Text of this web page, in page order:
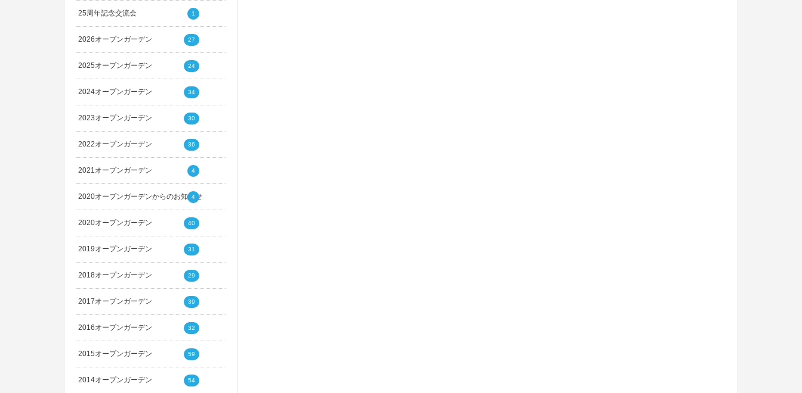
25周年記念交流会 1
2026オープンガーデン 27
2025オープンガーデン 24
2024オープンガーデン 34
2023オープンガーデン 30
2022オープンガーデン 36
2021オープンガーデン 4
2020オープンガーデンからのお知らせ
4
2020オープンガーデン 40
2019オープンガーデン 31
2018オープンガーデン 29
2017オープンガーデン 39
2016オープンガーデン 32
2015オープンガーデン 59
2014オープンガーデン 54